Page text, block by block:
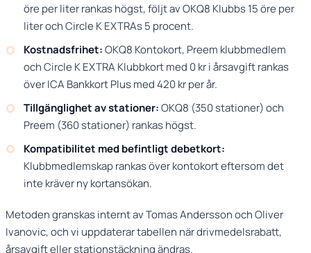
öre per liter rankas högst, följt av OKQ8 Klubbs 15 öre per
liter och Circle K EXTRAs 5 procent.
Kostnadsfrihet:OKQ8 Kontokort, Preem klubbmedlem
och Circle K EXTRA Klubbkort med 0 kr i årsavgift rankas
över ICA Bankkort Plus med 420 kr per år.
Tillgänglighet av stationer:OKQ8 (350 stationer) och
Preem (360 stationer) rankas högst.
Kompatibilitet med befintligt debetkort:
Klubbmedlemskap rankas över kontokort eftersom det
inte kräver ny kortansökan.
Metoden granskas internt av Tomas Andersson och Oliver
Ivanovic, och vi uppdaterar tabellen när drivmedelsrabatt,
årsavgift eller stationstäckning ändras.